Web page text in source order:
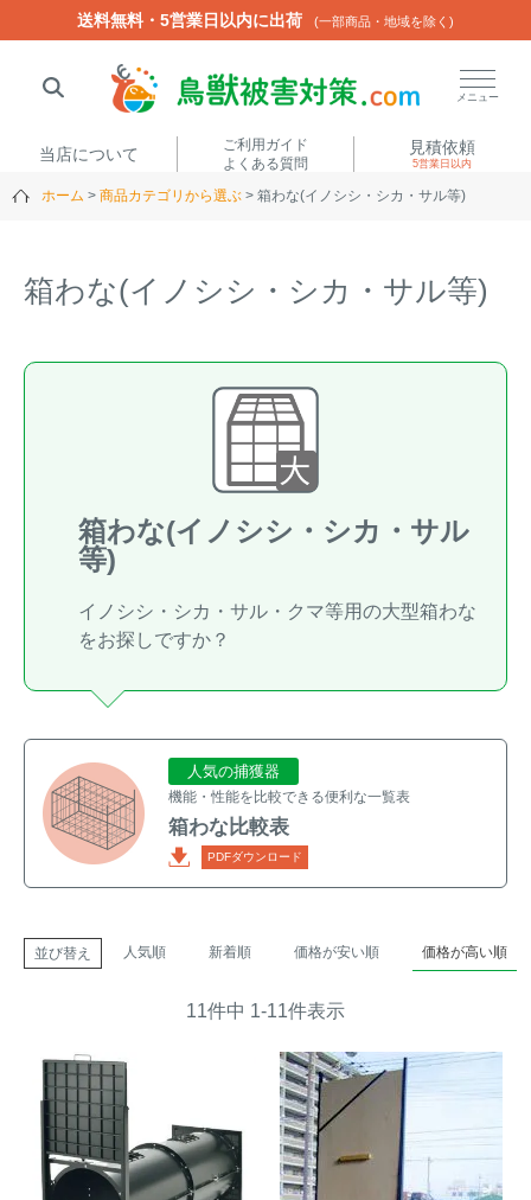
送料無料・5営業日以内に出荷 (一部商品・地域を除く)
メニュー
当店について
ご利用ガイド
よくある質問
見積依頼
5営業日以内
ホーム 商品カテゴリから選ぶ 箱わな(イノシシ・シカ・サル等)
箱わな(イノシシ・シカ・サル等)
箱わな(イノシシ・シカ・サル
等)
イノシシ・シカ・サル・クマ等用の大型箱わな
をお探しですか？
人気の捕獲器
機能・性能を比較できる便利な一覧表
箱わな比較表
PDFダウンロード
並び替え 人気順 新着順 価格が安い順 価格が高い順
11件中 1-11件表示
送料無料・5営業日以内に出荷 (一部商品・地域を除く)
閉じる
いのししくんTREL4G-Rアニマルネット2300
商品カテゴリから選ぶ
トレイルカメラ
屋外防犯・監視カメ
ラ
ICT・IoT機器
金網柵（ワイヤーメッシ
ュ柵等）
箱わな（イノシシ・シ
箱わな
クビシン・ネズミ等）
忌避用品
イノシシ対策
シカ対策
キツネ対策
タイワンリス対策